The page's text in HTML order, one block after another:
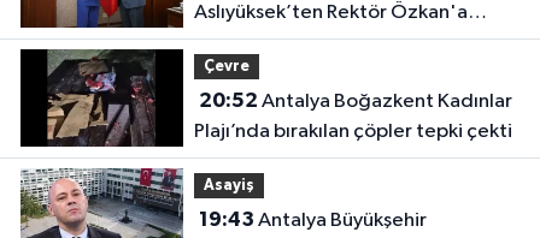
Aslıyüksek’ten Rektör Özkan'a
davet
Çevre
20:52
Plajı’nda bırakılan çöpler tepki çekti
Asayiş
19:43